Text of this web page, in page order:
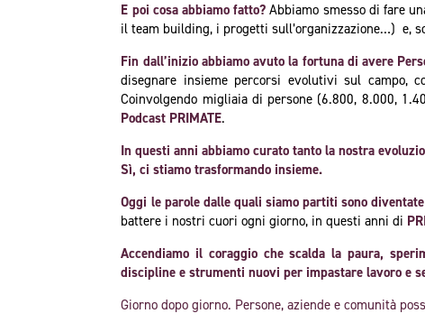
E poi cosa abbiamo fatto? Abbiamo smesso di fare
il team building, i progetti sull’organizzazione…) e,
Fin dall’inizio abbiamo avuto la fortuna di avere
disegnare insieme percorsi evolutivi sul campo,
Coinvolgendo migliaia di persone (6.800, 8.000,
Podcast PRIMATE.
In questi anni abbiamo curato tanto la nostra
Sì, ci stiamo trasformando insieme.
Oggi le parole dalle quali siamo partiti sono
battere i nostri cuori ogni giorno, in questi anni di
Accendiamo il coraggio che scalda la paura,
discipline e strumenti nuovi per impastare lavoro e
Giorno dopo giorno. Persone, aziende e comunità